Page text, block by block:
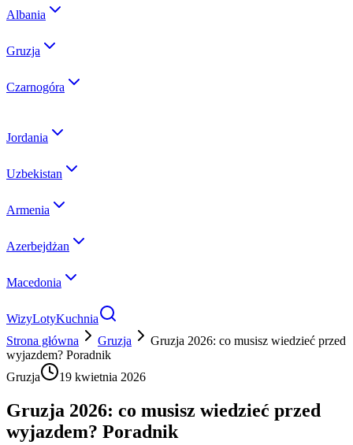
Albania
Gruzja
Czarnogóra
Jordania
Uzbekistan
Armenia
Azerbejdżan
Macedonia
WizyLotyKuchnia
Strona główna
Gruzja
Gruzja 2026: co musisz wiedzieć przed
wyjazdem? Poradnik
Gruzja
19 kwietnia 2026
Gruzja 2026: co musisz wiedzieć przed
wyjazdem? Poradnik